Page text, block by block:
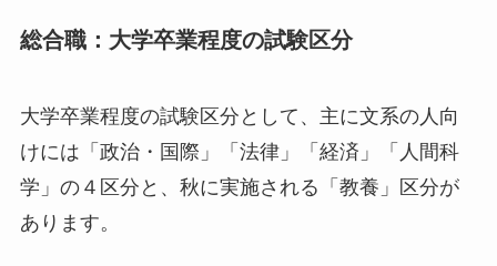
総合職：大学卒業程度の試験区分
大学卒業程度の試験区分として、主に文系の人向
けには「政治・国際」「法律」「経済」「人間科
学」の４区分と、秋に実施される「教養」区分が
あります。